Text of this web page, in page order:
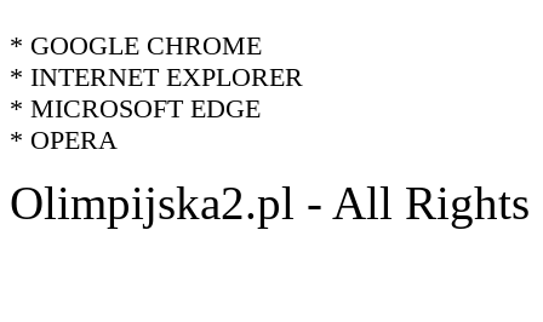
* GOOGLE CHROME
* INTERNET EXPLORER
* MICROSOFT EDGE
* OPERA
Olimpijska2.pl - All Rights